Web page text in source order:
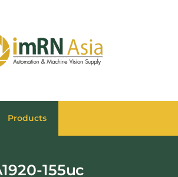
Products
155uc